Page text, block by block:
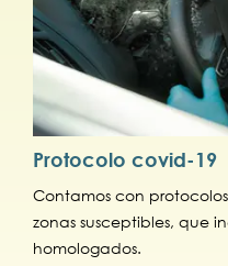
Protocolo covid-19
Contamos con
zonas susceptibles, que
homologados.